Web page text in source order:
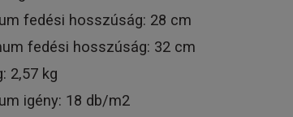
fedési hosszúság: 28 cm
fedési hosszúság: 32 cm
2,57 kg
igény: 18 db/m2